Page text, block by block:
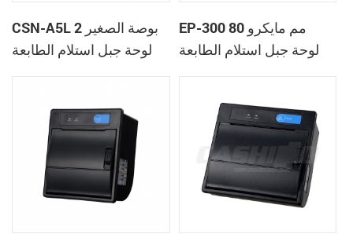
CSN-A5L 2 بوصة الصغير
لوحة جبل استلام الطابعة
EP-300 80 مم مايكرو
لوحة جبل استلام الطابعة